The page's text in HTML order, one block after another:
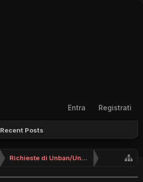
Recent Posts
Entra Registrati
Richieste di Unban/Unmute